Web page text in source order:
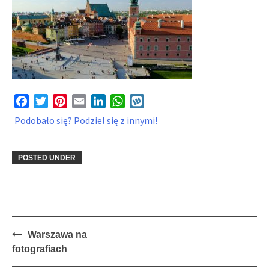
FacebookTwitterPinterest
Email LinkedInWhatsApp
Podobało się? Podziel się z innymi!
POSTED UNDER
Post
navigation
Warszawa na
fotografiach